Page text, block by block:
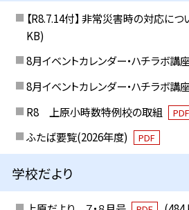
【R8.7.14付】 非常災害時の対応につ
KB)
8月イベントカレンダー・ハチラボ講
8月イベントカレンダー・ハチラボ講
R8 上原小時数特例校の取組
PDF
ふたば要覧(2026年度)
PDF
学校だより